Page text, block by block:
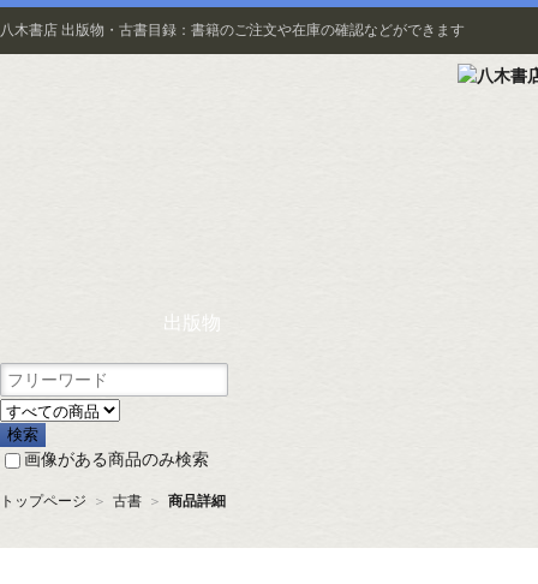
八木書店 出版物・古書目録：書籍のご注文や在庫の確認などができます
出版物
画像がある商品のみ検索
トップページ ＞ 古書 ＞ 商品詳細